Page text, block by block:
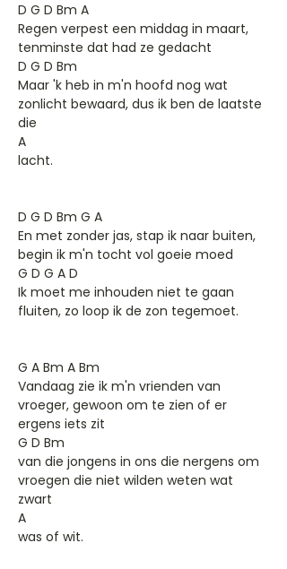
D G D Bm A
Regen verpest een middag in maart,
tenminste dat had ze gedacht
D G D Bm
Maar 'k heb in m'n hoofd nog wat
zonlicht bewaard, dus ik ben de laatste
die
A
lacht.
D G D Bm G A
En met zonder jas, stap ik naar buiten,
begin ik m'n tocht vol goeie moed
G D G A D
Ik moet me inhouden niet te gaan
fluiten, zo loop ik de zon tegemoet.
G A Bm A Bm
Vandaag zie ik m'n vrienden van
vroeger, gewoon om te zien of er
ergens iets zit
G D Bm
van die jongens in ons die nergens om
vroegen die niet wilden weten wat
zwart
A
was of wit.